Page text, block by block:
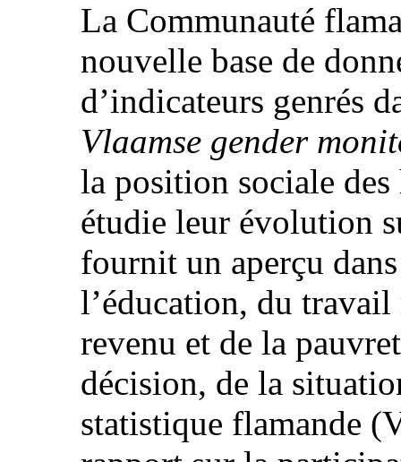
La Communauté
nouvelle base de
d’indicateurs genrés
Vlaamse gender
la position sociale des
étudie leur évolution
fournit un aperçu
l’éducation, du
revenu et de la
décision, de la
statistique flamande